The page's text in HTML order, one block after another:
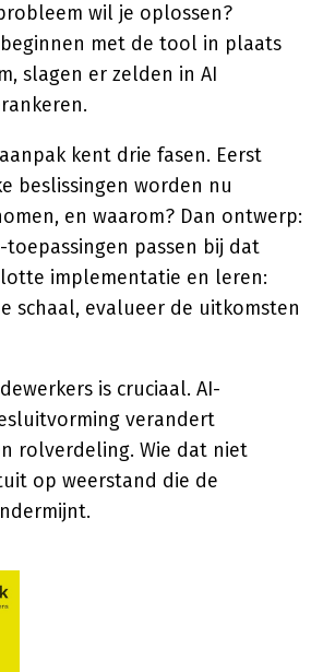
wil je oplossen?
met de tool in plaats
slagen er zelden in AI
kent drie fasen. Eerst
beslissingen worden nu
en waarom? Dan ontwerp:
passen bij dat
implementatie en leren:
schaal, evalueer de uitkomsten
is cruciaal. AI-
verandert
rolverdeling. Wie dat niet
op weerstand die de